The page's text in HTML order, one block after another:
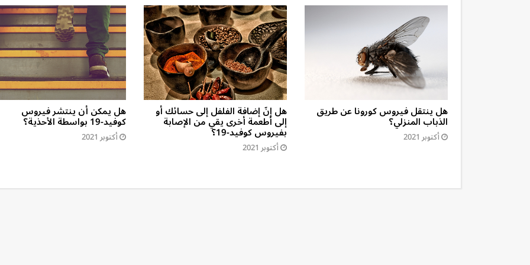
هل يمكن أن ينتشر فيروس
كوفيد-19 بواسطة الأحذية؟
أكتوبر 2021
هل إنّ إضافة الفلفل إلى حسائك أو
إلى أطعمة أخرى يقي من الإصابة
بفيروس كوفيد-19؟
أكتوبر 2021
هل ينتقل فيروس كورونا عن طريق
الذباب المنزلي؟
أكتوبر 2021